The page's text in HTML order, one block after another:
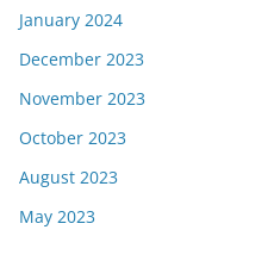
January 2024
December 2023
November 2023
October 2023
August 2023
May 2023